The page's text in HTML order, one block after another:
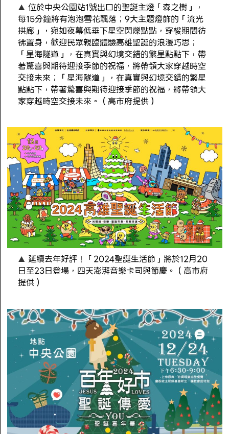
位於中央公園站1號出口的聖誕主燈「森之樹」，
每15分鐘將有泡泡雪花飄落；9大主題燈飾的「流光
拱廊」，宛如夜幕低垂下星空閃爍點點，穿梭期間彷
彿置身，歡迎民眾親臨體驗高雄聖誕的浪漫巧思；
「星海隧道」，在真實與幻境交錯的繁星點點下，帶
著驚喜與期待迎接季節的祝福，將帶領大家穿越時空
交接未來；「星海隧道」，在真實與幻境交錯的繁星
點點下，帶著驚喜與期待迎接季節的祝福，將帶領大
家穿越時空交接未來。（高市府提供）
延續去年好評！「2024聖誕生活節」將於12月20
日至23日登場，四天澎湃音樂卡司與節慶。（高市府
提供）